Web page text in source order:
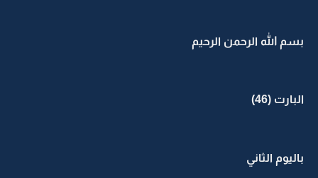
بسم الله الرحمن الرحيم
البارت (46)
باليوم الثاني